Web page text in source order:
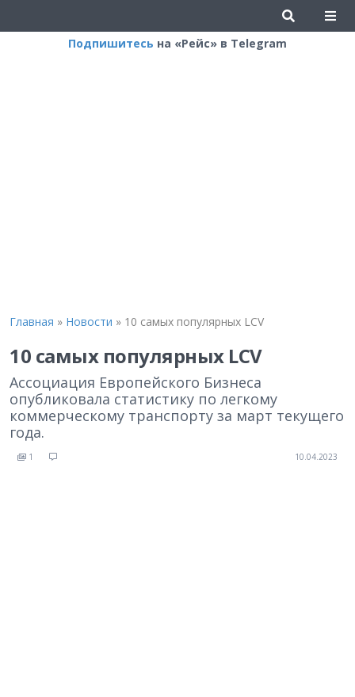
Подпишитесь на «Рейс» в Telegram
Главная » Новости » 10 самых популярных LCV
10 самых популярных LCV
Ассоциация Европейского Бизнеса
опубликовала статистику по легкому
коммерческому транспорту за март текущего
года.
1 10.04.2023